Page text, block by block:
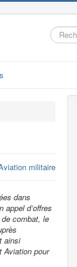
militaire
dans
d’offres
combat, le
ainsi
Aviation pour